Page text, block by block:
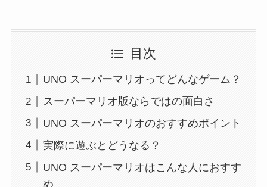
目次
UNO スーパーマリオってどんなゲーム？
スーパーマリオ版ならではの面白さ
UNO スーパーマリオのおすすめポイント
実際に遊ぶとどうなる？
UNO スーパーマリオはこんな人におすす
め